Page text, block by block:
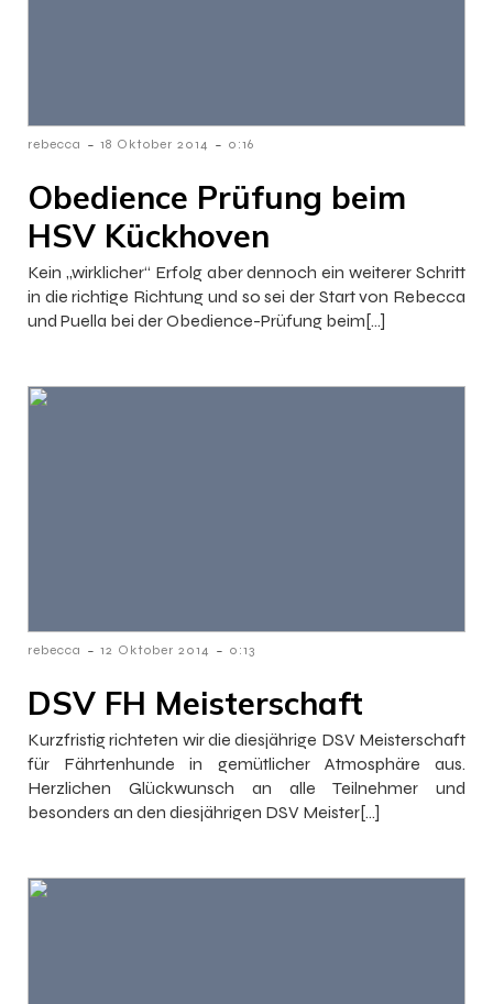
rebecca - 18 Oktober 2014 - 0:16
Obedience Prüfung beim
HSV Kückhoven
Kein „wirklicher“ Erfolg aber dennoch ein weiterer Schritt
in die richtige Richtung und so sei der Start von Rebecca
und Puella bei der Obedience-Prüfung beim[…]
rebecca - 12 Oktober 2014 - 0:13
DSV FH Meisterschaft
Kurzfristig richteten wir die diesjährige DSV Meisterschaft
für Fährtenhunde in gemütlicher Atmosphäre aus.
Herzlichen Glückwunsch an alle Teilnehmer und
besonders an den diesjährigen DSV Meister[…]